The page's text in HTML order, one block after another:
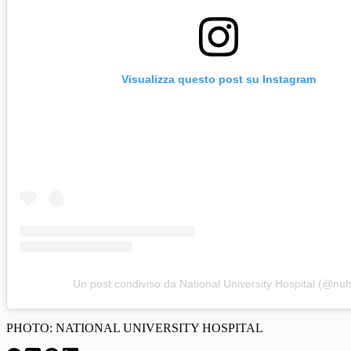
Visualizza questo post su Instagram
Un post condiviso da National University Hospital
PHOTO: NATIONAL UNIVERSITY HOSPITAL